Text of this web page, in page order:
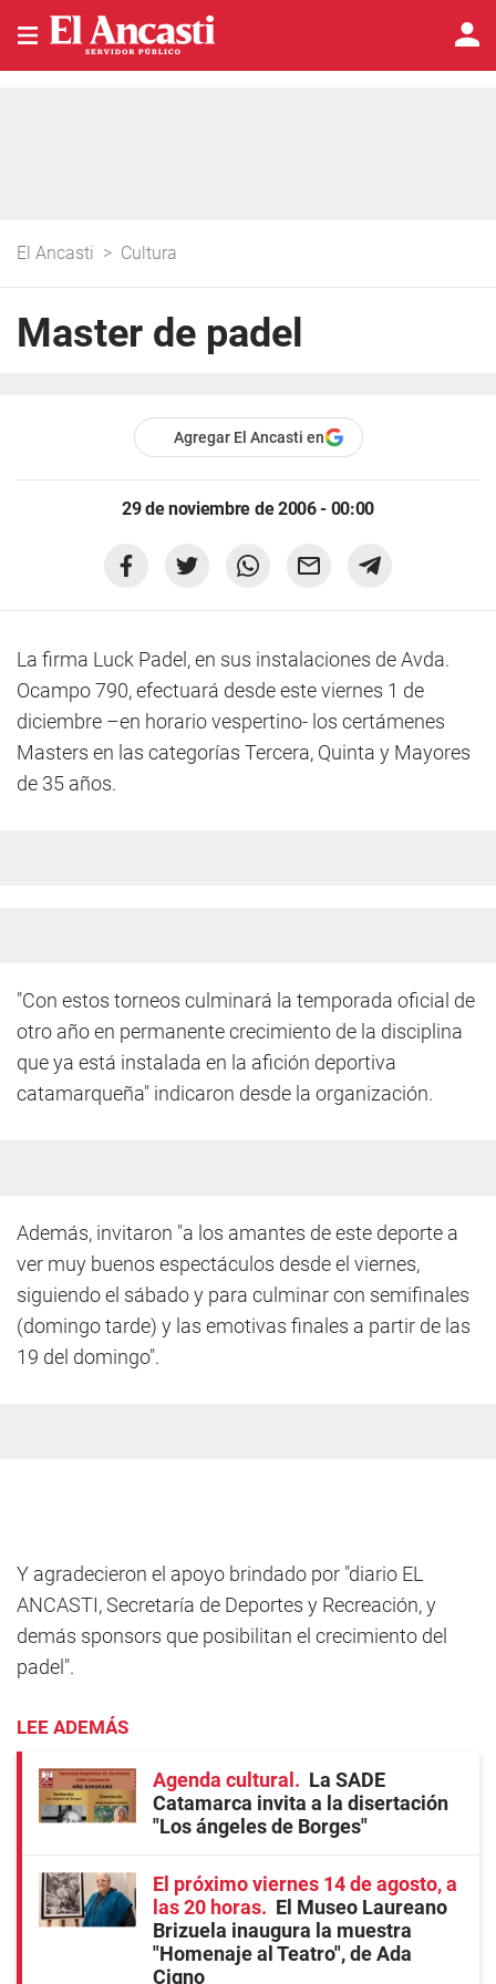
El Ancasti > Cultura
Master de padel
Agregar El Ancasti en
29 de noviembre de 2006 - 00:00
La firma Luck Padel, en sus instalaciones de Avda.
Ocampo 790, efectuará desde este viernes 1 de
diciembre –en horario vespertino- los certámenes
Masters en las categorías Tercera, Quinta y Mayores
de 35 años.
"Con estos torneos culminará la temporada oficial de
otro año en permanente crecimiento de la disciplina
que ya está instalada en la afición deportiva
catamarqueña" indicaron desde la organización.
Además, invitaron "a los amantes de este deporte a
ver muy buenos espectáculos desde el viernes,
siguiendo el sábado y para culminar con semifinales
(domingo tarde) y las emotivas finales a partir de las
19 del domingo".
Y agradecieron el apoyo brindado por "diario EL
ANCASTI, Secretaría de Deportes y Recreación, y
demás sponsors que posibilitan el crecimiento del
padel".
LEE ADEMÁS
Agenda cultural
La SADE
Catamarca invita a la disertación
"Los ángeles de Borges"
El próximo viernes 14 de agosto, a
las 20 horas
El Museo Laureano
Brizuela inaugura la muestra
"Homenaje al Teatro", de Ada
Cigno